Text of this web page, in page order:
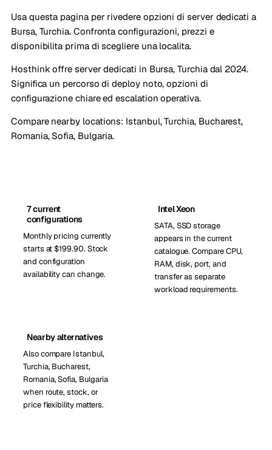
Usa questa pagina per rivedere opzioni di server dedicati a
Bursa, Turchia. Confronta configurazioni, prezzi e
disponibilita prima di scegliere una localita.
Hosthink offre server dedicati in Bursa, Turchia dal 2024.
Significa un percorso di deploy noto, opzioni di
configurazione chiare ed escalation operativa.
Compare nearby locations: Istanbul, Turchia, Bucharest,
Romania, Sofia, Bulgaria.
7 current
configurations
Monthly pricing currently
starts at $199.90. Stock
and configuration
availability can change.
Intel Xeon
SATA, SSD storage
appears in the current
catalogue. Compare CPU,
RAM, disk, port, and
transfer as separate
workload requirements.
Nearby alternatives
Also compare Istanbul,
Turchia, Bucharest,
Romania, Sofia, Bulgaria
when route, stock, or
price flexibility matters.